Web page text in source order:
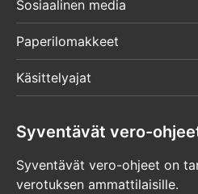
Sosiaalinen media
Paperilomakkeet
Käsittelyajat
Syventävät vero-
Syventävät vero-ohjeet on
verotuksen ammattilaisille.